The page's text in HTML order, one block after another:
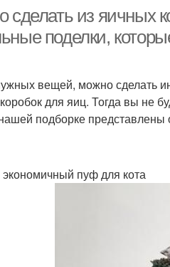
сделать из яичных
поделки,
вещей, можно сделать
для яиц. Тогда вы не
подборке
пуф для кота